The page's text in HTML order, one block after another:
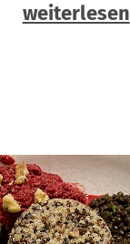
weiterlesen